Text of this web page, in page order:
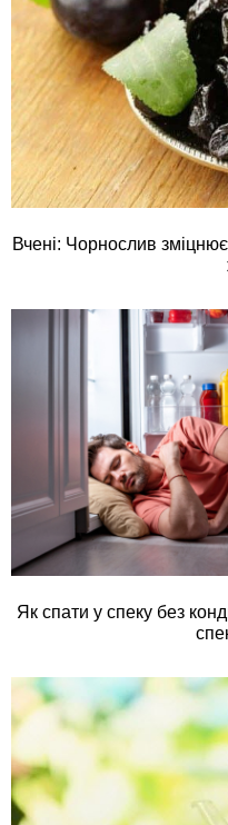
Вчені: Чорнослив
Як спати у спеку без